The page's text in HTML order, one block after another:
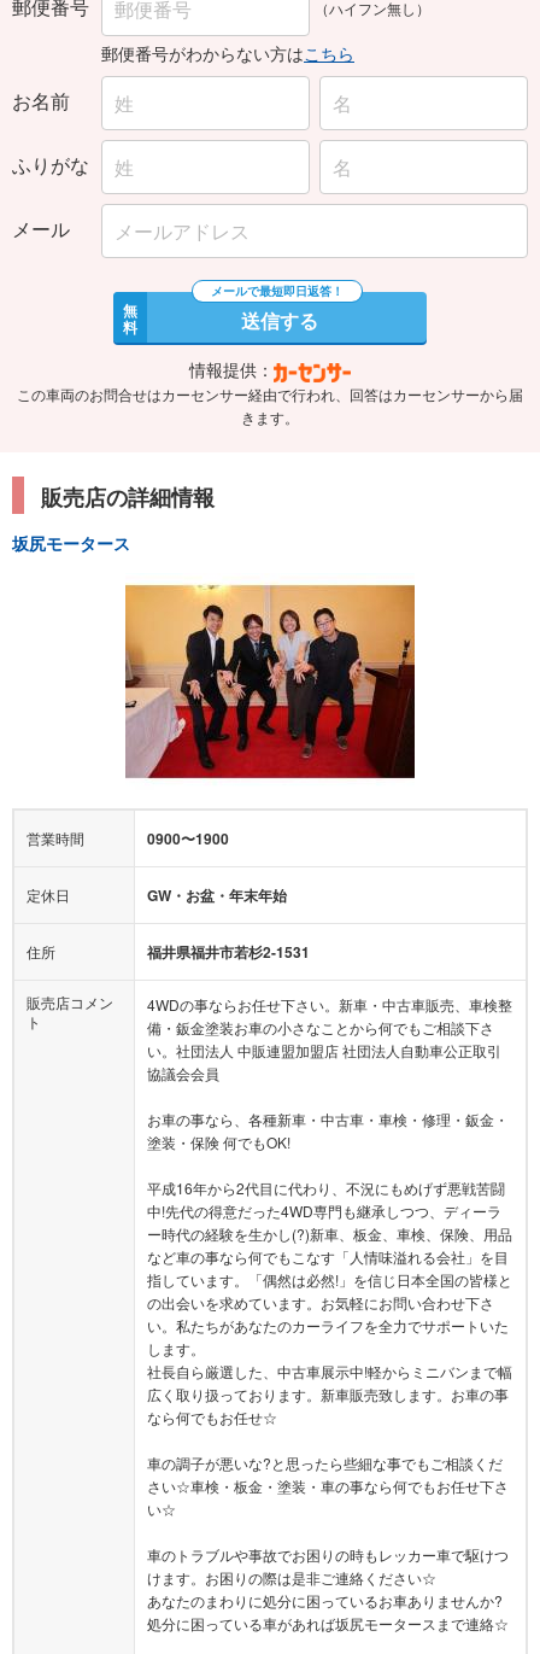
郵便番号 （ハイフン無し）
郵便番号がわからない方はこちら
お名前
ふりがな
メール
無
料 送信する
情報提供：
この車両のお問合せはカーセンサー経由で行われ、回答はカーセンサーから届
きます。
販売店の詳細情報
坂尻モータース
営業時間 0900〜1900
定休日 GW・お盆・年末年始
住所 福井県福井市若杉2-1531
販売店コメン
ト
4WDの事ならお任せ下さい。新車・中古車販売、車検整
備・鈑金塗装お車の小さなことから何でもご相談下さ
い。社団法人 中販連盟加盟店 社団法人自動車公正取引
協議会会員
お車の事なら、各種新車・中古車・車検・修理・鈑金・
塗装・保険 何でもOK!
平成16年から2代目に代わり、不況にもめげず悪戦苦闘
中!先代の得意だった4WD専門も継承しつつ、ディーラ
ー時代の経験を生かし(?)新車、板金、車検、保険、用品
など車の事なら何でもこなす「人情味溢れる会社」を目
指しています。「偶然は必然!」を信じ日本全国の皆様と
の出会いを求めています。お気軽にお問い合わせ下さ
い。私たちがあなたのカーライフを全力でサポートいた
します。
社長自ら厳選した、中古車展示中!軽からミニバンまで幅
広く取り扱っております。新車販売致します。お車の事
なら何でもお任せ☆
車の調子が悪いな?と思ったら些細な事でもご相談くだ
さい☆車検・板金・塗装・車の事なら何でもお任せ下さ
い☆
車のトラブルや事故でお困りの時もレッカー車で駆けつ
けます。お困りの際は是非ご連絡ください☆
あなたのまわりに処分に困っているお車ありませんか?
処分に困っている車があれば坂尻モータースまで連絡☆